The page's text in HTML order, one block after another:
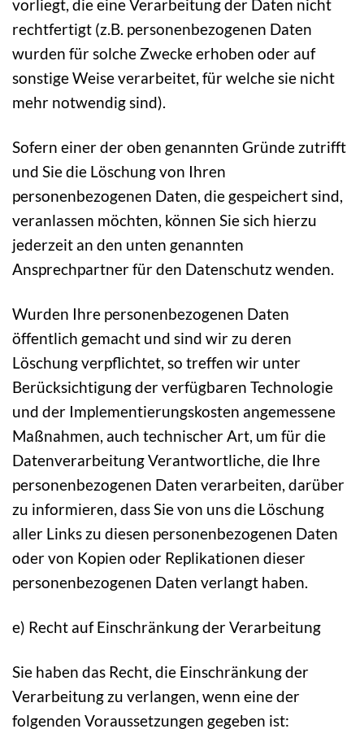
vorliegt, die eine Verarbeitung der Daten nicht
rechtfertigt (z.B. personenbezogenen Daten
wurden für solche Zwecke erhoben oder auf
sonstige Weise verarbeitet, für welche sie nicht
mehr notwendig sind).
Sofern einer der oben genannten Gründe zutrifft
und Sie die Löschung von Ihren
personenbezogenen Daten, die gespeichert sind,
veranlassen möchten, können Sie sich hierzu
jederzeit an den unten genannten
Ansprechpartner für den Datenschutz wenden.
Wurden Ihre personenbezogenen Daten
öffentlich gemacht und sind wir zu deren
Löschung verpflichtet, so treffen wir unter
Berücksichtigung der verfügbaren Technologie
und der Implementierungskosten angemessene
Maßnahmen, auch technischer Art, um für die
Datenverarbeitung Verantwortliche, die Ihre
personenbezogenen Daten verarbeiten, darüber
zu informieren, dass Sie von uns die Löschung
aller Links zu diesen personenbezogenen Daten
oder von Kopien oder Replikationen dieser
personenbezogenen Daten verlangt haben.
e) Recht auf Einschränkung der Verarbeitung
Sie haben das Recht, die Einschränkung der
Verarbeitung zu verlangen, wenn eine der
folgenden Voraussetzungen gegeben ist: